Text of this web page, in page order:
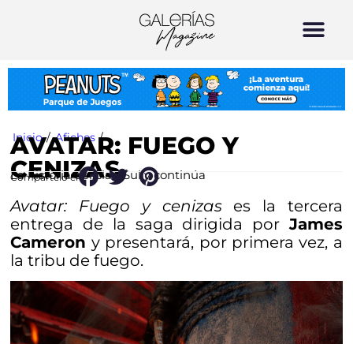
Inicio / Afiches /
AVATAR: FUEGO Y
CENIZAS
La historia del clan Sully continúa
Compártelo en:
Avatar: Fuego y cenizases la tercera
entrega de la saga dirigida porJames
Cameron y presentará, por primera vez, a
la tribu de fuego.